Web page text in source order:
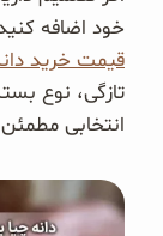
خود اضافه
قیمت خرید
تازگی، نوع
انتخابی